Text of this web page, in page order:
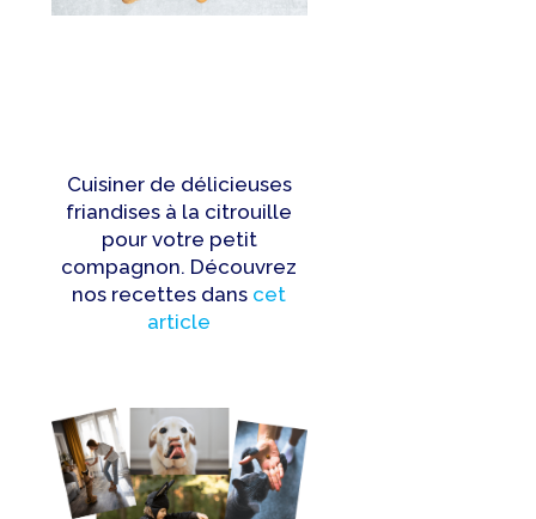
Cuisiner de délicieuses
friandises à la citrouille
pour votre petit
compagnon. Découvrez
nos recettes dans cet
article